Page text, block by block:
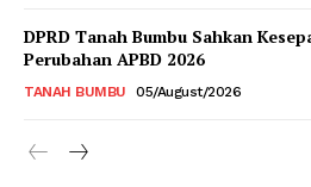
DPRD Tanah Bumbu Sahkan
Perubahan APBD 2026
TANAH BUMBU 05/August/2026